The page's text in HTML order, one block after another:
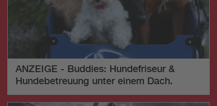
ANZEIGE - Buddies: Hundefriseur &
Hundebetreuung unter einem Dach.